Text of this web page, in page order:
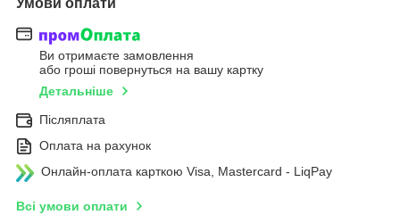
Умови оплати
Ви отримаєте замовлення
або гроші повернуться на вашу картку
Детальніше
Післяплата
Оплата на рахунок
Онлайн-оплата карткою Visa, Mastercard - LiqPay
Всі умови оплати